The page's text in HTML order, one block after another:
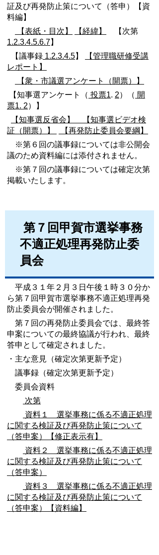
証及び再発防止策について（答申）【資
料編】
【表紙・目次】
【経緯】
【次第
1.2.3.4.5.6.7】
【議事録 1.2.3.4.5】
【管理職研修受講
レポート】
【衆・市議選アンケート（開票）】
【知事選アンケート（ 投票1. 2）（ 開
票1. 2）】
【知事選反省会】
【知事選ビデオ検
証（開票）】
【再発防止委員会要綱】
※第６回の議事録については非公開会
議のため資料編には添付されません。
※第７回の議事録については確定次第
掲載いたします。
第７回甲賀市選挙事務
不適正処理再発防止委
員会
平成３１年２月３日午後１時３０分か
ら第７回甲賀市選挙事務不適正処理再発
防止委員会が開催されました。
第７回の再発防止委員会では、最終答
申案についての最終協議が行われ、最終
答申として確定されました。
・主な意見（確定次第更新予定）
議事録（確定次第更新予定）
委員会資料
次第
資料１ 選挙事務に係る不適正処理
に関する検証及び再発防止策について
（答申案）【修正表示有】
資料２ 選挙事務に係る不適正処理
に関する検証及び再発防止策について
（答申案）
資料３ 選挙事務に係る不適正処理
に関する検証及び再発防止策について
（答申案）【資料編】